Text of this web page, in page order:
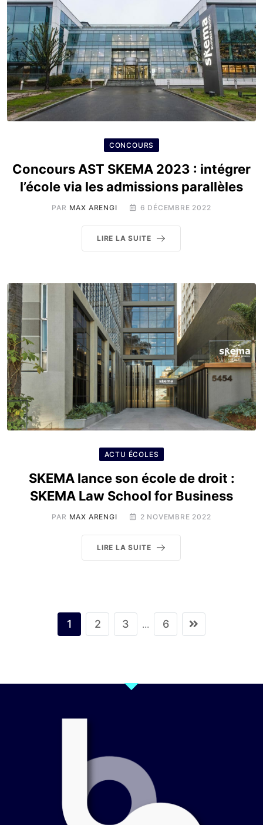
CONCOURS
Concours AST SKEMA 2023 : intégrer
l’école via les admissions parallèles
PAR MAX ARENGI 6 DÉCEMBRE 2022
LIRE LA SUITE
ACTU ÉCOLES
SKEMA lance son école de droit :
SKEMA Law School for Business
PAR MAX ARENGI 2 NOVEMBRE 2022
LIRE LA SUITE
1 2 3 ... 6